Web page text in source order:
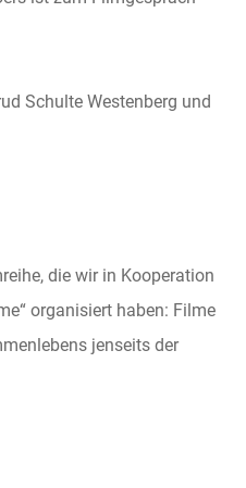
Schulte Westenberg und
die wir in Kooperation
organisiert haben: Filme
jenseits der